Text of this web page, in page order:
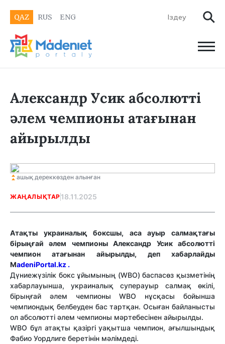
QAZ RUS ENG
Александр Усик абсолютті
әлем чемпионы атағынан
айырылды
ашық дереккөзден алынған
ЖАҢАЛЫҚТАР 18.11.2025
Атақты украиналық боксшы, аса ауыр салмақтағы
бірыңғай әлем чемпионы Александр Усик абсолютті
чемпион атағынан айырылды, деп хабарлайды
МadeniPortal.kz .
Дүниежүзілік бокс ұйымының (WBO) баспасөз қызметінің
хабарлауынша, украиналық суперауыр салмақ өкілі,
бірыңғай әлем чемпионы WBO нұсқасы бойынша
чемпиондық белбеуден бас тартқан. Осыған байланысты
ол абсолютті әлем чемпионы мәртебесінен айырылды.
WBO бұл атақты қазіргі уақытша чемпион, ағылшындық
Фабио Уордлиге беретінін мәлімдеді.